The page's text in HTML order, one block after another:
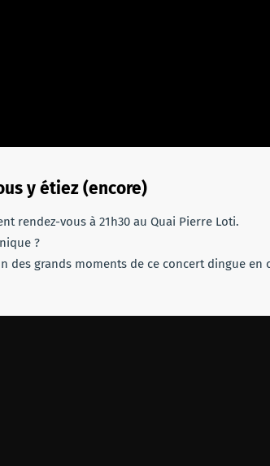
y étiez (encore)
rendez-vous à 21h30 au Quai Pierre Loti.
?
des grands moments de ce concert dingue en